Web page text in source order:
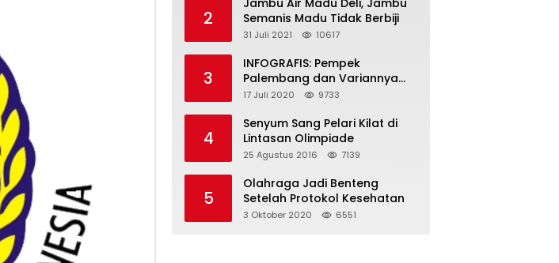
2
Jambu Air Madu Deli, Jambu
Semanis Madu Tidak Berbiji
31 Juli 2021 10617
3
INFOGRAFIS: Pempek
Palembang dan Variannya
yang Melegenda
17 Juli 2020 9733
4
Senyum Sang Pelari Kilat di
Lintasan Olimpiade
25 Agustus 2016 7139
5
Olahraga Jadi Benteng
Setelah Protokol Kesehatan
3 Oktober 2020 6551